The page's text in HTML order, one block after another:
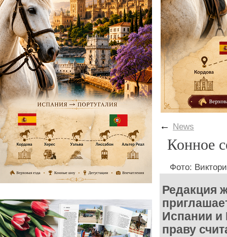
← News
Конное
Фото:
Редакция
Испании и
праву